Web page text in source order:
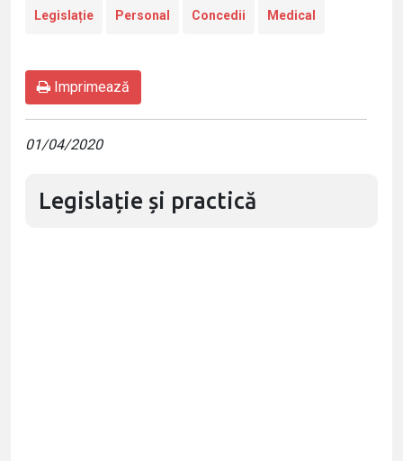
Legislație Personal Concedii Medical
Imprimează
01/04/2020
Legislație și practică